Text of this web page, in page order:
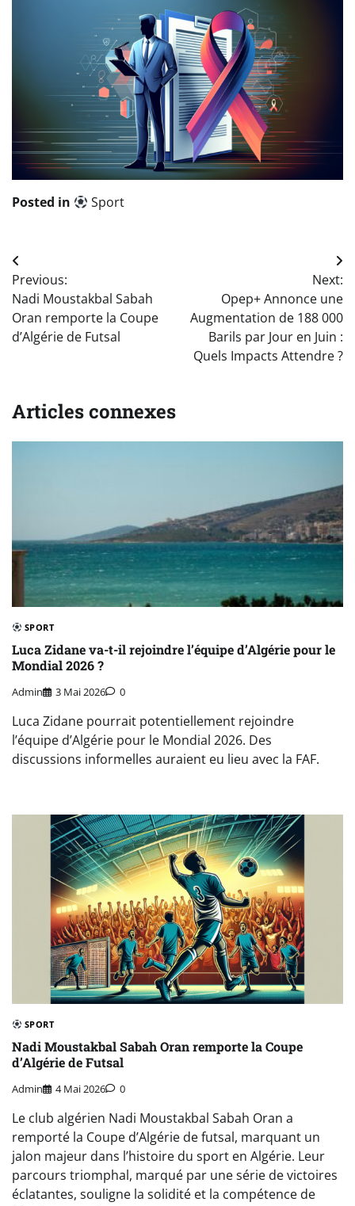
Posted in Sport
Navigation
de
l’article
Previous:
Nadi Moustakbal Sabah
Oran remporte la Coupe
d’Algérie de Futsal
Next:
Opep+ Annonce une
Augmentation de 188 000
Barils par Jour en Juin :
Quels Impacts Attendre ?
Articles connexes
SPORT
Luca Zidane va-t-il rejoindre l’équipe d’Algérie pour le
Mondial 2026 ?
Admin 3 Mai 2026 0
Luca Zidane pourrait potentiellement rejoindre
l’équipe d’Algérie pour le Mondial 2026. Des
discussions informelles auraient eu lieu avec la FAF.
SPORT
Nadi Moustakbal Sabah Oran remporte la Coupe
d’Algérie de Futsal
Admin 4 Mai 2026 0
Le club algérien Nadi Moustakbal Sabah Oran a
remporté la Coupe d’Algérie de futsal, marquant un
jalon majeur dans l’histoire du sport en Algérie. Leur
parcours triomphal, marqué par une série de victoires
éclatantes, souligne la solidité et la compétence de